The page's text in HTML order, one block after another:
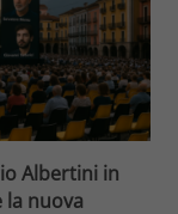
Albertini in
la nuova